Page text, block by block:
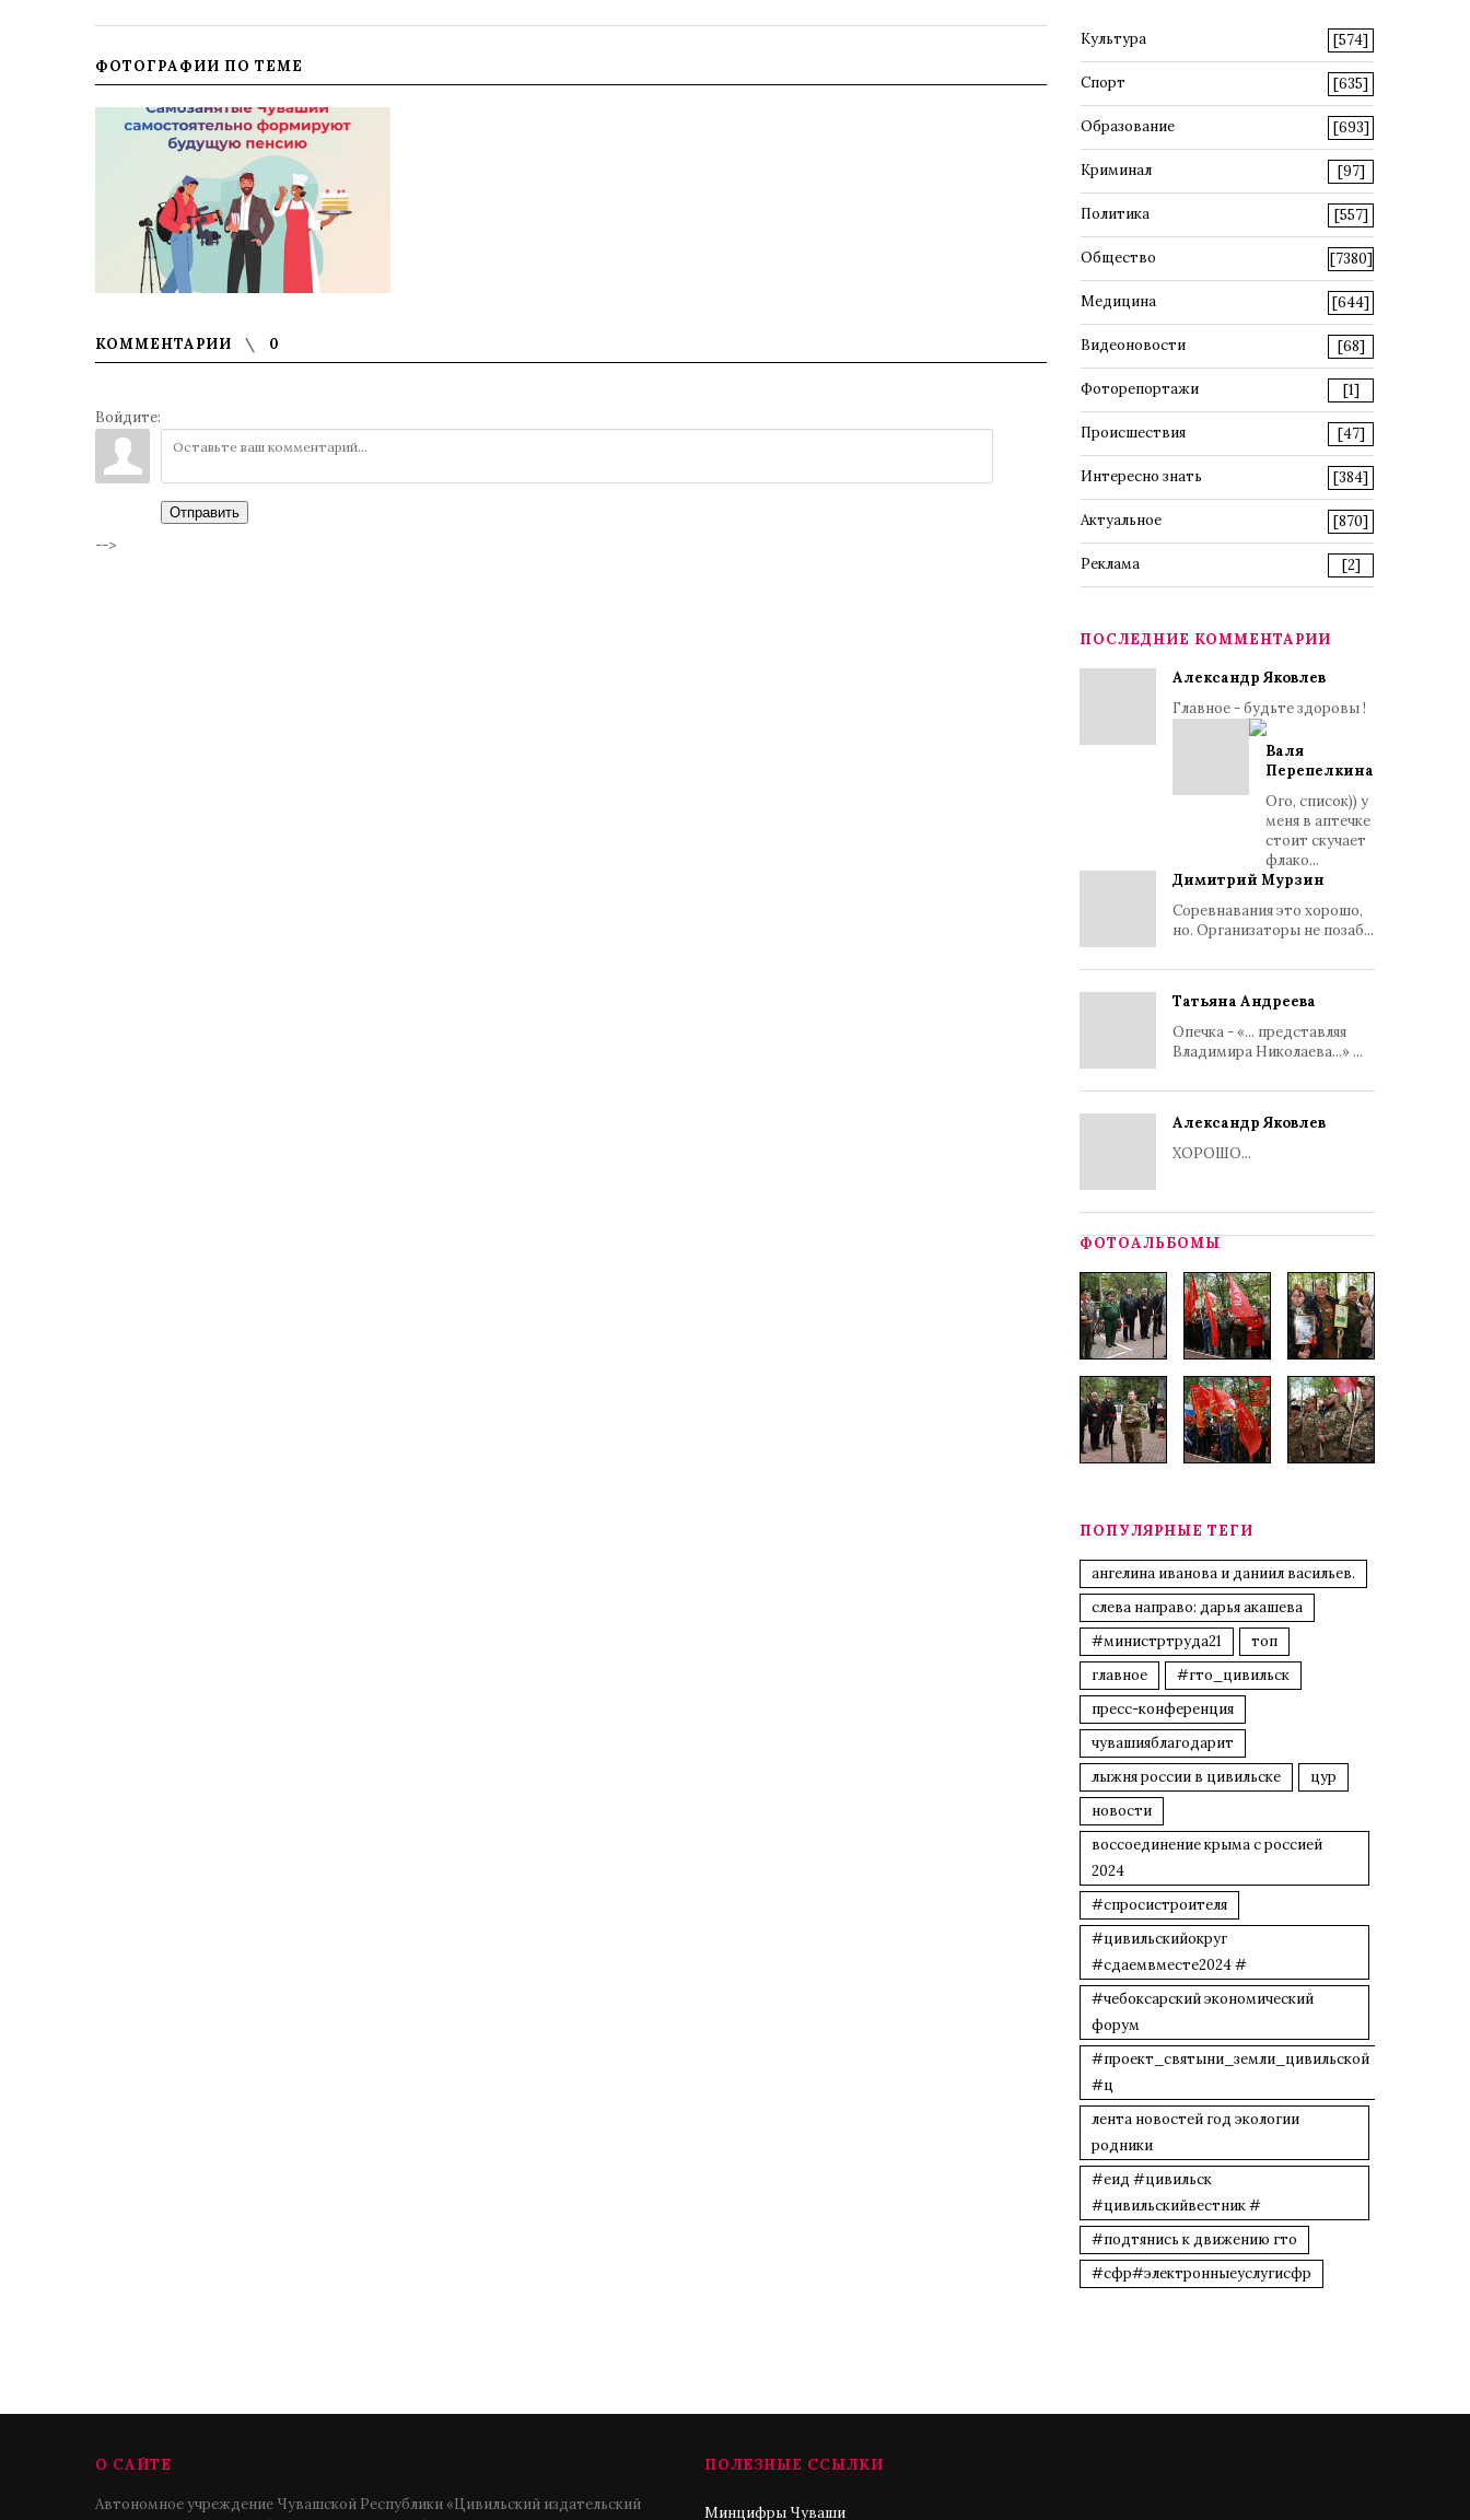
ФОТОГРАФИИ ПО ТЕМЕ
КОММЕНТАРИИ 0
Войдите:
Отправить
-->
Культура [574]
Спорт [635]
Образование [693]
Криминал [97]
Политика [557]
Общество [7380]
Медицина [644]
Видеоновости [68]
Фоторепортажи [1]
Происшествия [47]
Интересно знать [384]
Актуальное [870]
Реклама [2]
ПОСЛЕДНИЕ КОММЕНТАРИИ
Александр Яковлев
Главное - будьте здоровы !
Валя
Перепелкина
Ого, список)) у
меня в аптечке
стоит скучает
флако...
Димитрий Мурзин
Соревнавания это хорошо,
но. Организаторы не позаб...
Татьяна Андреева
Опечка - «... представляя
Владимира Николаева...» ...
Александр Яковлев
ХОРОШО...
ФОТОАЛЬБОМЫ
ПОПУЛЯРНЫЕ ТЕГИ
ангелина иванова и даниил васильев.
слева направо: дарья акашева
#министртруда21
топ
главное
#гто_цивильск
пресс-конференция
чувашияблагодарит
лыжня россии в цивильске
цур
новости
воссоединение крыма с россией
2024
#спросистроителя
#цивильскийокруг
#сдаемвместе2024 #
#чебоксарский экономический
форум
#проект_святыни_земли_цивильской
#ц
лента новостей год экологии
родники
#еид #цивильск
#цивильскийвестник #
#подтянись к движению гто
#сфр#электронныеуслугисфр
О САЙТЕ
Автономное учреждение Чувашской Республики «Цивильский издательский
ПОЛЕЗНЫЕ ССЫЛКИ
Минцифры Чуваши